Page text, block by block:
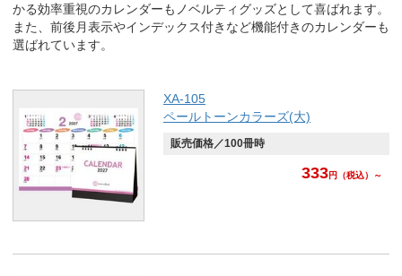
かる効率重視のカレンダーもノベルティグッズとして喜ばれます。
また、前後月表示やインデックス付きなど機能付きのカレンダーも
選ばれています。
XA-105
ペールトーンカラーズ(大)
販売価格／100冊時
333円 （税込）～